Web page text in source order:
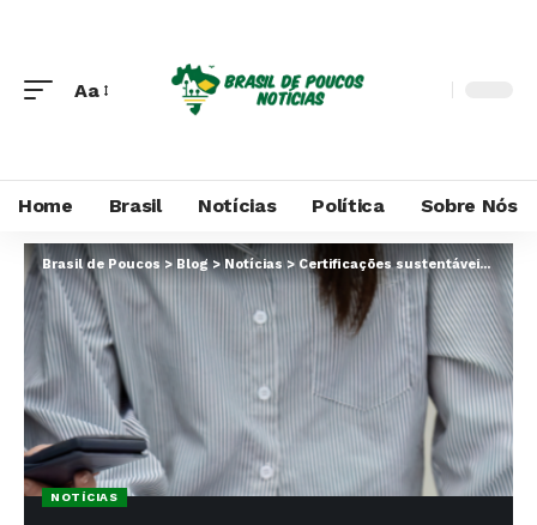
Aa
Home Brasil Notícias Política Sobre Nós
Brasil de Poucos>Blog>Notícias>Certificações sustentáveis: o diferencial que eleva sua construção e atrai compradores conscientes
NOTÍCIAS